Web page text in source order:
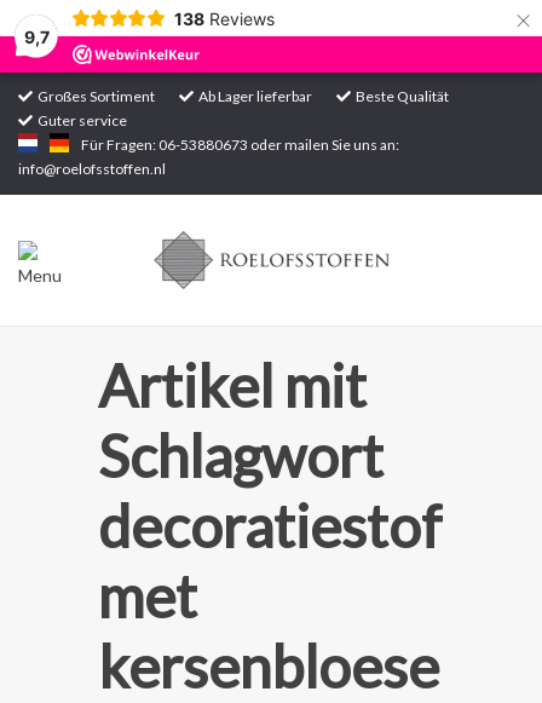
9,7
138 Reviews ×
Großes Sortiment Ab Lager lieferbar
Beste Qualität
Guter service
Für Fragen: 06-53880673 oder mailen Sie uns an:
info@roelofsstoffen.nl
Startseite
Sortiment
Artikel mit
Schlagwort
decoratiestof
met
kersenbloese